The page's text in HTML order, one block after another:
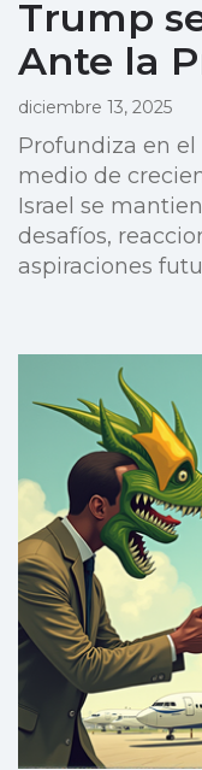
Trump
Ante la
diciembre 13, 2025
Profundiza en
medio de
Israel se
desafíos,
aspiraciones